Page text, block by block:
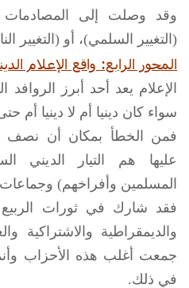
وقد وصلت إلى المصادمات
(التغيير السلمي)، أو (التغيير
المحور الرابع: واقع الإعلام
الإعلام يعد أحد أبرز
سواء كان دينيا أم لا دينيا أم
فمن الخطأ بمكان أن نصف
عليها هم التيار الديني
المسلمين وأفراخهم) وجماعات
فقد شارك في ثورات الربيع
والديمقراطية والاشتراكية
جمعت أغلب هذه الأحزاب
في ذلك.